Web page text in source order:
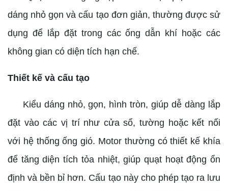
dáng nhỏ gọn và cấu tạo đơn giản, thường được sử
dụng để lắp đặt trong các ống dẫn khí hoặc các
không gian có diện tích hạn chế.
Thiết kế và cấu tạo
Kiểu dáng nhỏ, gọn, hình tròn, giúp dễ dàng lắp
đặt vào các vị trí như cửa sổ, tường hoặc kết nối
với hệ thống ống gió. Motor thường có thiết kế khía
để tăng diện tích tỏa nhiệt, giúp quạt hoạt động ổn
định và bền bỉ hơn. Cấu tạo này cho phép tạo ra lưu